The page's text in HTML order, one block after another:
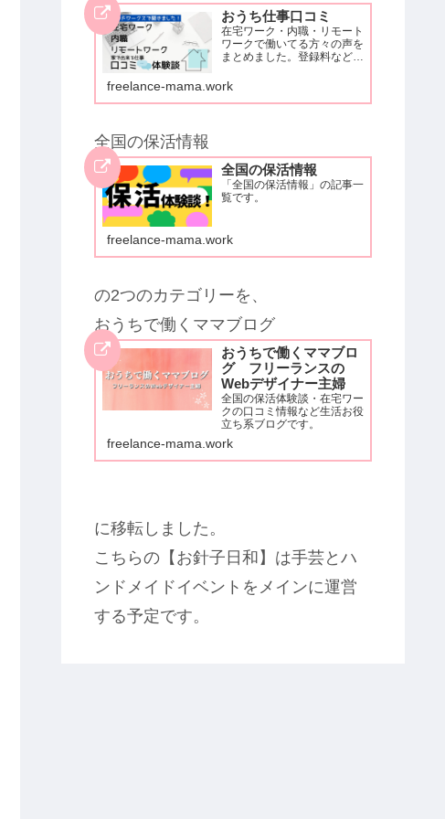
おうち仕事口コミ
在宅ワーク・内職・リモート
ワークで働いてる方々の声を
まとめました。登録料など自
系はないです。安心して取り
組めるお仕事だけ掲載してい
ます。クラウドワークスでア
freelance-mama.work
全国の保活情報
全国の保活情報
「全国の保活情報」の記事一
覧です。
freelance-mama.work
の2つのカテゴリーを、
おうちで働くママブログ
おうちで働くママブロ
グ フリーランスの
Webデザイナー主婦
全国の保活体験談・在宅ワー
クの口コミ情報など生活お役
立ち系ブログです。
freelance-mama.work
に移転しました。
こちらの【お針子日和】は手芸とハ
ンドメイドイベントをメインに運営
する予定です。